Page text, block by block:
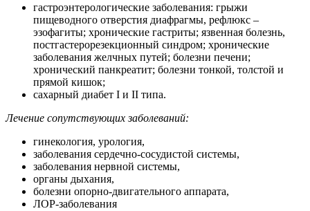
гастроэнтерологические заболевания: грыжи
пищеводного отверстия диафрагмы, рефлюкс –
эзофагиты; хронические гастриты; язвенная болезнь,
постгастерорезекционный синдром; хронические
заболевания желчных путей; болезни печени;
хронический панкреатит; болезни тонкой, толстой и
прямой кишок;
сахарный диабет I и II типа.
Лечение сопутствующих заболеваний:
гинекология, урология,
заболевания сердечно-сосудистой системы,
заболевания нервной системы,
органы дыхания,
болезни опорно-двигательного аппарата,
ЛОР-заболевания